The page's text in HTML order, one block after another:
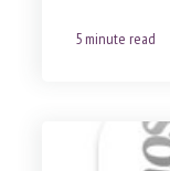
5 minute read